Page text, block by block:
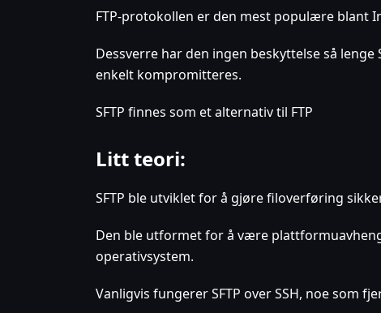
FTP-protokollen er den mest populære blant
Dessverre har den ingen beskyttelse så
enkelt kompromitteres.
SFTP finnes som et alternativ til FTP
Litt teori:
SFTP ble utviklet for å gjøre filoverføring
Den ble utformet for å være
operativsystem.
Vanligvis fungerer SFTP over SSH, noe som